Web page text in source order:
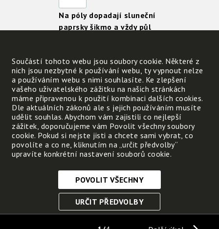
Na póly dopadají sluneční
paprsky šikmo a vždy půl
Jak hřejí sluneční paprsky,
když dopadají šikmo?
Přirovnej ke zkušenostem
během dne.
Sluneční paprsky dopadající šikmo
V jakém skupenství zůstává voda v
Součástí tohoto webu jsou soubory cookie. Některé z
nich jsou nezbytné k používání webu, ty vypnout nelze
a používáním webu s nimi souhlasíte. Ke zlepšení
vašeho uživatelského zážitku na našich stránkách
máme připravenou k použití kombinaci dalších cookies.
Dle aktuálních zákonů ale s jejich používáním musíte
udělit souhlas. Abychom vám zajistili co nejlepší
zážitek, doporučujeme vám Povolit všechny soubory
cookie. Pokud si nejste jisti a chcete sami vybrat, co
povolíte a co ne, kliknutím na „určit předvolby“
upravíte konkrétní nastavení souborů cookie.
Nezbytně nutné cookies
Tyto soubory cookie jsou nezbytné, abyste se mohli
POVOLIT VŠECHNY
URČIT PŘEDVOLBY